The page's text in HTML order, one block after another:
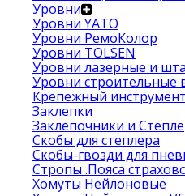
Уровни
Уровни YATO
Уровни РемоКолор
Уровни TOLSEN
Уровни лазерные и
Уровни строительные
Крепежный инструмент
Заклепки
Заклепочники и
Скобы для степлера
Скобы-гвозди для
Стропы .Пояса
Хомуты Нейлоновые